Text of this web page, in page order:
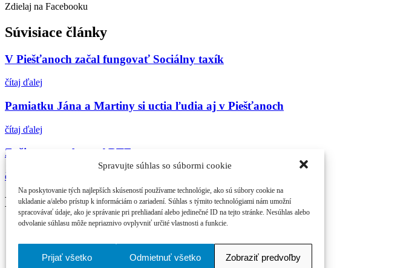
Spravujte súhlas so súbormi cookie
Na poskytovanie tých najlepších skúseností používame technológie, ako sú súbory cookie na
ukladanie a/alebo prístup k informáciám o zariadení. Súhlas s týmito technológiami nám umožní
spracovávať údaje, ako je správanie pri prehliadaní alebo jedinečné ID na tejto stránke. Nesúhlas alebo
odvolanie súhlasu môže nepriaznivo ovplyvniť určité vlastnosti a funkcie.
Prijať všetko Odmietnuť všetko Zobraziť predvoľby
Zdielaj na Facebooku
Súvisiace články
V Piešťanoch začal fungovať Sociálny taxík
čítaj ďalej
Pamiatku Jána a Martiny si uctia ľudia aj v Piešťanoch
čítaj ďalej
Zažite september v ARTE
čítaj ďalej
Najčítanejšie
Cinematik uvedie špičkové dánske filmy a priv...
© 2026